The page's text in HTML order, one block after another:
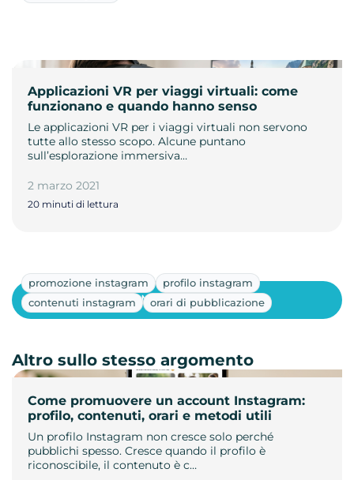
Applicazioni VR per viaggi virtuali: come
funzionano e quando hanno senso
Le applicazioni VR per i viaggi virtuali non servono
tutte allo stesso scopo. Alcune puntano
sull’esplorazione immersiva…
2 marzo 2021
20 minuti di lettura
promozione instagram
profilo instagram
contenuti instagram
orari di pubblicazione
Come promuovere un account Instagram:
profilo, contenuti, orari e metodi utili
Un profilo Instagram non cresce solo perché
pubblichi spesso. Cresce quando il profilo è
riconoscibile, il contenuto è c…
Mostra altri
Altro sullo stesso argomento